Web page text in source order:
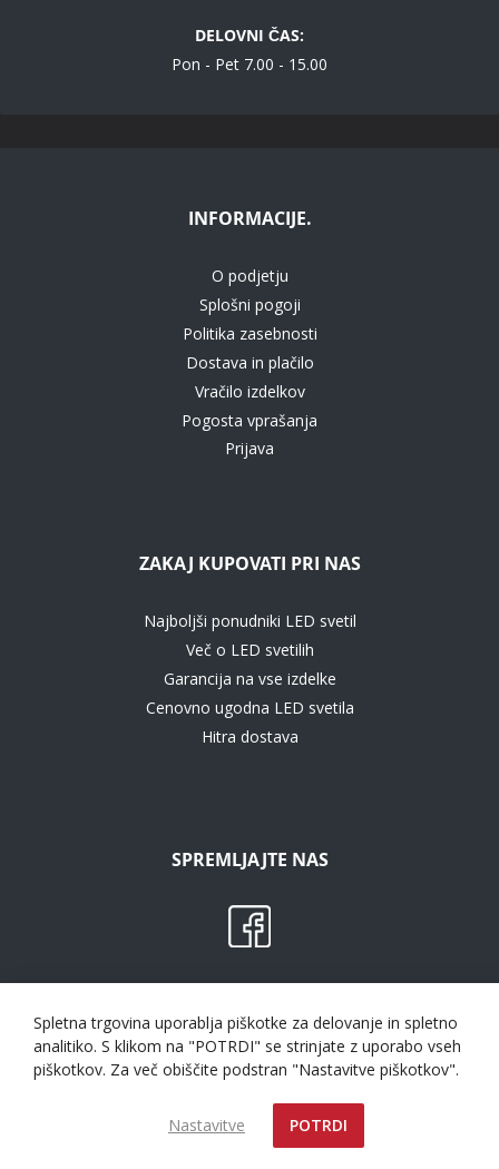
DELOVNI ČAS:
Pon - Pet 7.00 - 15.00
INFORMACIJE.
O podjetju
Splošni pogoji
Politika zasebnosti
Dostava in plačilo
Vračilo izdelkov
Pogosta vprašanja
Prijava
ZAKAJ KUPOVATI PRI NAS
Najboljši ponudniki LED svetil
Več o LED svetilih
Garancija na vse izdelke
Cenovno ugodna LED svetila
Hitra dostava
SPREMLJAJTE NAS
Spletna trgovina uporablja piškotke za delovanje in spletno
analitiko. S klikom na "POTRDI" se strinjate z uporabo vseh
piškotkov. Za več obiščite podstran "Nastavitve piškotkov".
Nastavitve POTRDI